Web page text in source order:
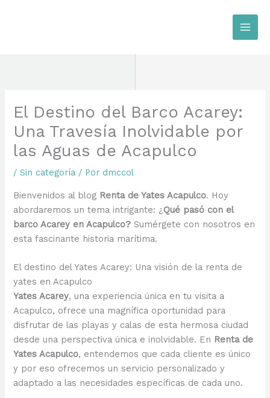
El Destino del Barco Acarey:
Una Travesía Inolvidable por
las Aguas de Acapulco
/Sin categoría / Por dmccol
Bienvenidos al blog Renta de Yates Acapulco. Hoy
abordaremos un tema intrigante: ¿Qué pasó con el
barco Acarey en Acapulco? Sumérgete con nosotros en
esta fascinante historia marítima.
El destino del Yates Acarey: Una visión de la renta de
yates en Acapulco
Yates Acarey, una experiencia única en tu visita a
Acapulco, ofrece una magnífica oportunidad para
disfrutar de las playas y calas de esta hermosa ciudad
desde una perspectiva única e inolvidable. En Renta de
Yates Acapulco, entendemos que cada cliente es único
y por eso ofrecemos un servicio personalizado y
adaptado a las necesidades específicas de cada uno.